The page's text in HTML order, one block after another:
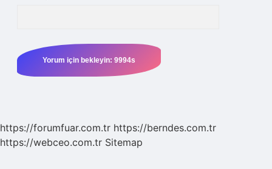
https://forumfuar.com.tr https://berndes.com.tr
https://webceo.com.tr Sitemap